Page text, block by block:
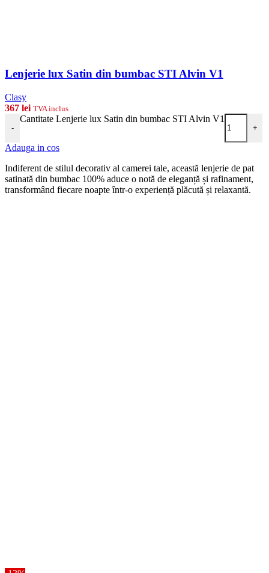
Lenjerie lux Satin din bumbac STI Alvin V1
Clasy
367 lei TVA inclus
-
Cantitate Lenjerie lux Satin din bumbac STI Alvin V1
+
Adauga in cos
Indiferent de stilul decorativ al camerei tale, această lenjerie de pat
satinată din bumbac 100% aduce o notă de eleganță și rafinament,
transformând fiecare noapte într-o experiență plăcută și relaxantă.